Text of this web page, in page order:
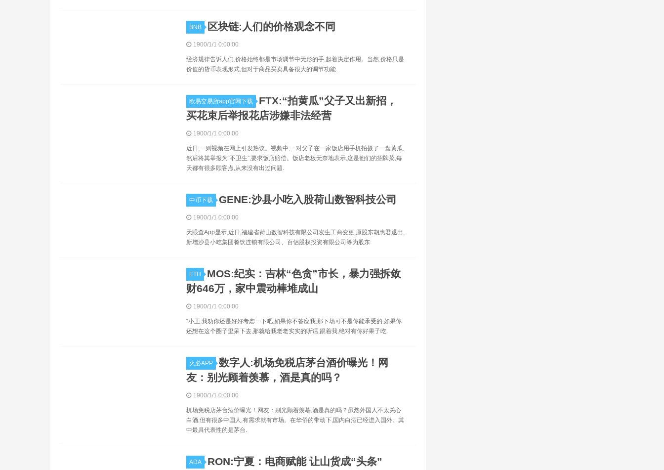
BNB 区块链:人们的价格观念不同
1900/1/1 0:00:00
经济规律告诉人们,价格始终都是市场调节中无形的手,起着决定作用。当然,价格只是
价值的货币表现形式,但对于商品买卖具备很大的调节功能.
欧易交易所app官网下载
FTX:“拍黄瓜”父子又出新招，
买花束后举报花店涉嫌非法经营
1900/1/1 0:00:00
近日,一则视频在网上引发热议。视频中,一对父子在一家饭店用手机拍摄了一盘黄瓜,
然后将其举报为“不卫生”,要求饭店赔偿。饭店老板无奈地表示,这是他们的招牌菜,每
天都有很多顾客点,从来没有出过问题.
中币下载 GENE:沙县小吃入股荷山数智科技公司
1900/1/1 0:00:00
天眼查App显示,近日,福建省荷山数智科技有限公司发生工商变更,原股东胡惠君退出,
新增沙县小吃集团餐饮连锁有限公司、百侣股权投资有限公司等为股东.
ETH
MOS:纪实：吉林“色贪”市长，暴力强拆敛
财646万，家中震动棒堆成山
1900/1/1 0:00:00
“小王,我劝你还是好好考虑一下吧,如果你不答应我,那下场可不是你能承受的,如果你
还想在这个圈子里呆下去,那就给我老老实实的听话,跟着我,绝对有你好果子吃.
火必APP
数字人:机场免税店茅台酒价曝光！网
友：别光顾着羡慕，酒是真的吗？
1900/1/1 0:00:00
机场免税店茅台酒价曝光！网友：别光顾着羡慕,酒是真的吗？虽然外国人不太关心
白酒,但有很多中国人,有需求就有市场。在华侨的带动下,国内白酒已经进入国外。其
中最具代表性的是茅台.
ADA RON:宁夏：电商赋能 让山货成“头条”